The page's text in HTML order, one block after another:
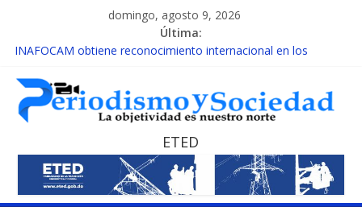
domingo, agosto 9, 2026
Última:
INAFOCAM obtiene reconocimiento internacional en los
15 de febrero de cada año es Día Nacional de la lucha contra el
cáncer infantil
EL ENFOQUE UNILATERAL DE LA COALICIÓN
MESCyT y Universidad Albizu apoyarán rehabilitación de
reclusos
MESCyT presenta calendario de Consulta Nacional por la
Educación
ETED